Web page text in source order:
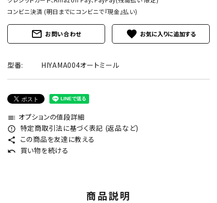
コンビニ決済 (明日までにコンビニで『現金』払い)
mail_outline お問い合わせ favorite
型番: HIYAMA004オートミール
toc オプションの値段詳細
error_outline 特定商取引法に基づく表記 (返品など)
share この商品を友達に教える
undo 買い物を続ける
商品説明